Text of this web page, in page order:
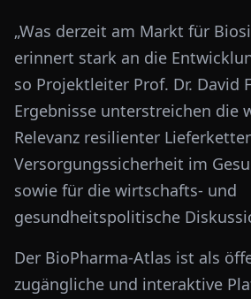
„Was derzeit am Markt für
erinnert stark an die
so Projektleiter Prof. Dr. David
Ergebnisse unterstreichen die
Relevanz resilienter
Versorgungssicherheit im
sowie für die wirtschafts- und
gesundheitspolitische
Der BioPharma-Atlas ist als
zugängliche und interaktive